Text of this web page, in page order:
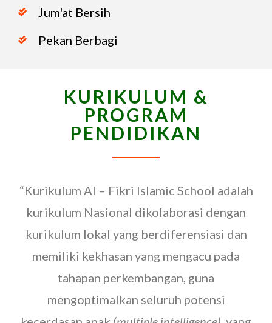
Jum'at Bersih
Pekan Berbagi
KURIKULUM &
PROGRAM
PENDIDIKAN
“Kurikulum Al – Fikri Islamic School adalah
kurikulum Nasional dikolaborasi dengan
kurikulum lokal yang berdiferensiasi dan
memiliki kekhasan yang mengacu pada
tahapan perkembangan, guna
mengoptimalkan seluruh potensi